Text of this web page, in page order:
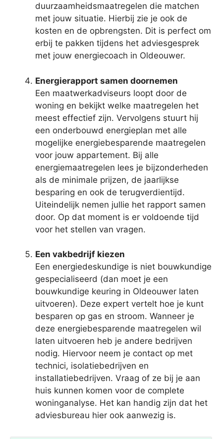
duurzaamheidsmaatregelen die matchen
met jouw situatie. Hierbij zie je ook de
kosten en de opbrengsten. Dit is perfect om
erbij te pakken tijdens het adviesgesprek
met jouw energiecoach in Oldeouwer.
Energierapport samen doornemen
Een maatwerkadviseurs loopt door de
woning en bekijkt welke maatregelen het
meest effectief zijn. Vervolgens stuurt hij
een onderbouwd energieplan met alle
mogelijke energiebesparende maatregelen
voor jouw appartement. Bij alle
energiemaatregelen lees je bijzonderheden
als de minimale prijzen, de jaarlijkse
besparing en ook de terugverdientijd.
Uiteindelijk nemen jullie het rapport samen
door. Op dat moment is er voldoende tijd
voor het stellen van vragen.
Een vakbedrijf kiezen
Een energiedeskundige is niet bouwkundige
gespecialiseerd (dan moet je een
bouwkundige keuring in Oldeouwer laten
uitvoeren). Deze expert vertelt hoe je kunt
besparen op gas en stroom. Wanneer je
deze energiebesparende maatregelen wil
laten uitvoeren heb je andere bedrijven
nodig. Hiervoor neem je contact op met
technici, isolatiebedrijven en
installatiebedrijven. Vraag of ze bij je aan
huis kunnen komen voor de complete
woninganalyse. Het kan handig zijn dat het
adviesbureau hier ook aanwezig is.